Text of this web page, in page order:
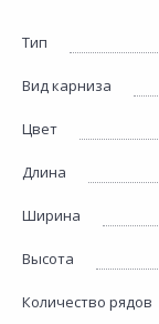
Тип
Вид карниза
Цвет
Длина
Ширина
Высота
Количество рядов